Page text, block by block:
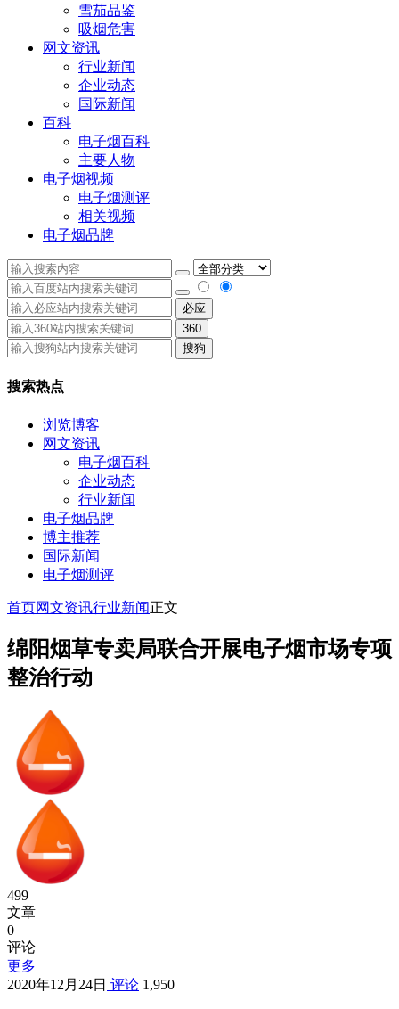
雪茄品鉴
吸烟危害
网文资讯
行业新闻
企业动态
国际新闻
百科
电子烟百科
主要人物
电子烟视频
电子烟测评
相关视频
电子烟品牌
必应
360
搜狗
搜索热点
浏览博客
网文资讯
电子烟百科
企业动态
行业新闻
电子烟品牌
博主推荐
国际新闻
电子烟测评
首页网文资讯行业新闻正文
绵阳烟草专卖局联合开展电子烟市场专项
整治行动
499
文章
0
评论
更多
2020年12月24日 评论 1,950